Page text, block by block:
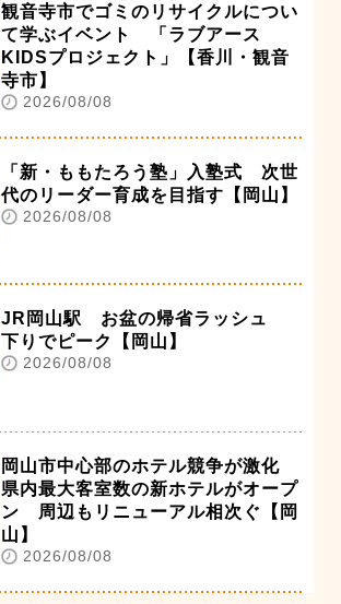
観音寺市でゴミのリサイクルについ
て学ぶイベント 「ラブアース
KIDSプロジェクト」【香川・観音
寺市】
2026/08/08
「新・ももたろう塾」入塾式 次世
代のリーダー育成を目指す【岡山】
2026/08/08
JR岡山駅 お盆の帰省ラッシュ
下りでピーク【岡山】
2026/08/08
岡山市中心部のホテル競争が激化
県内最大客室数の新ホテルがオープ
ン 周辺もリニューアル相次ぐ【岡
山】
2026/08/08